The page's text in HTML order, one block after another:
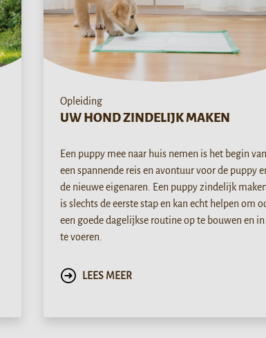
Opleiding
UW HOND ZINDELIJK MAKEN
Een puppy mee naar huis nemen is het begin van
een spannende reis en avontuur voor de puppy
de nieuwe eigenaren. Een puppy zindelijk maken
is slechts de eerste stap en kan echt helpen om
een goede dagelijkse routine op te bouwen en in
te voeren.
LEES MEER